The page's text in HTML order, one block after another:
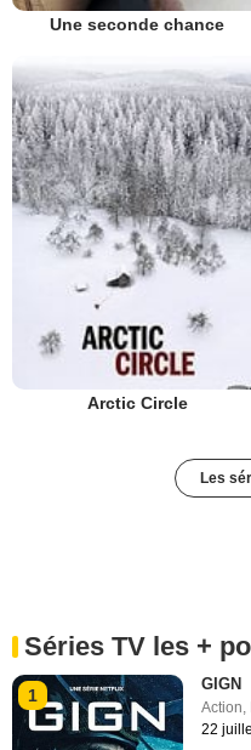
Une seconde chance
Arctic Circle
Les
Séries TV les +
1
GIGN
Action,
22